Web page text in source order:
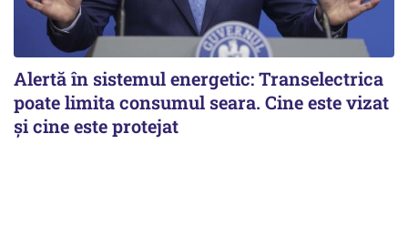
Alertă în sistemul energetic: Transelectrica
poate limita consumul seara. Cine este vizat
și cine este protejat